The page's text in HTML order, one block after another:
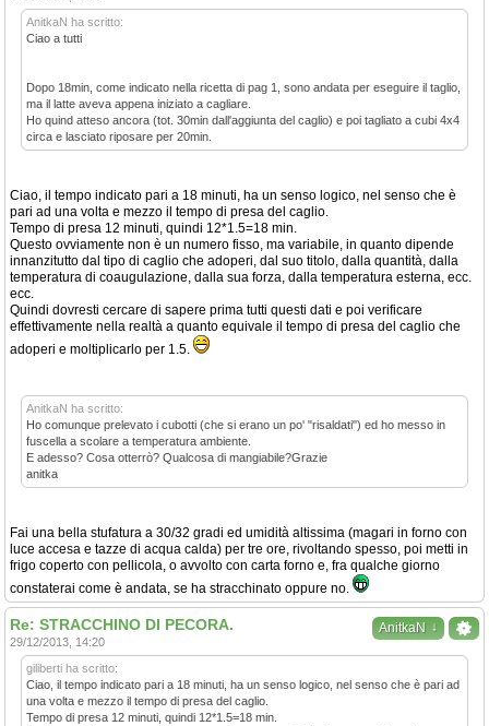
AnitkaN ha scritto:
Ciao a tutti
Dopo 18min, come indicato nella ricetta di pag 1, sono andata per eseguire il taglio,
ma il latte aveva appena iniziato a cagliare.
Ho quind atteso ancora (tot. 30min dall'aggiunta del caglio) e poi tagliato a cubi 4x4
circa e lasciato riposare per 20min.
Ciao, il tempo indicato pari a 18 minuti, ha un senso logico, nel senso che è
pari ad una volta e mezzo il tempo di presa del caglio.
Tempo di presa 12 minuti, quindi 12*1.5=18 min.
Questo ovviamente non è un numero fisso, ma variabile, in quanto dipende
innanzitutto dal tipo di caglio che adoperi, dal suo titolo, dalla quantità, dalla
temperatura di coaugulazione, dalla sua forza, dalla temperatura esterna, ecc.
ecc.
Quindi dovresti cercare di sapere prima tutti questi dati e poi verificare
effettivamente nella realtà a quanto equivale il tempo di presa del caglio che
adoperi e moltiplicarlo per 1.5.
AnitkaN ha scritto:
Ho comunque prelevato i cubotti (che si erano un po' "risaldati") ed ho messo in
fuscella a scolare a temperatura ambiente.
E adesso? Cosa otterrò? Qualcosa di mangiabile?Grazie
anitka
Fai una bella stufatura a 30/32 gradi ed umidità altissima (magari in forno con
luce accesa e tazze di acqua calda) per tre ore, rivoltando spesso, poi metti in
frigo coperto con pellicola, o avvolto con carta forno e, fra qualche giorno
constaterai come è andata, se ha stracchinato oppure no.
AnitkaN ↓
Re: STRACCHINO DI PECORA.
29/12/2013, 14:20
giliberti ha scritto:
Ciao, il tempo indicato pari a 18 minuti, ha un senso logico, nel senso che è pari ad
una volta e mezzo il tempo di presa del caglio.
Tempo di presa 12 minuti, quindi 12*1.5=18 min.